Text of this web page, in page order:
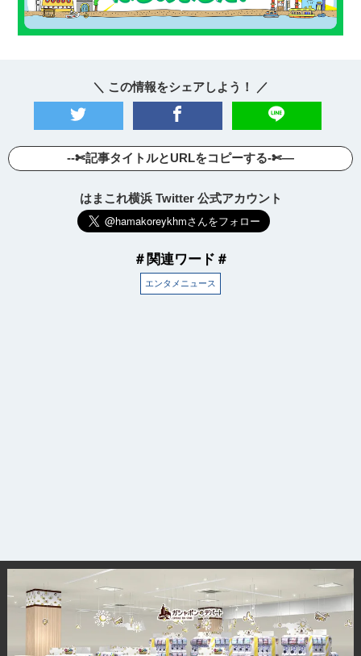
＼ この情報をシェアしよう！ ／
--✄記事タイトルとURLをコピーする-✄—
はまこれ横浜 Twitter 公式アカウント
＃関連ワード＃
エンタメニュース